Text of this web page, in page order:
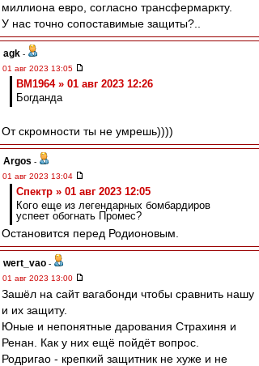
миллиона евро, согласно трансфермаркту.
У нас точно сопоставимые защиты?..
agk -
01 авг 2023 13:05
BM1964 » 01 авг 2023 12:26
Богданда
От скромности ты не умрешь))))
Argos -
01 авг 2023 13:04
Спектр » 01 авг 2023 12:05
Кого еще из легендарных бомбардиров
успеет обогнать Промес?
Остановится перед Родионовым.
wert_vao -
01 авг 2023 13:00
Зашёл на сайт вагабонди чтобы сравнить нашу
и их защиту.
Юные и непонятные дарования Страхиня и
Ренан. Как у них ещё пойдёт вопрос.
Родригао - крепкий защитник не хуже и не